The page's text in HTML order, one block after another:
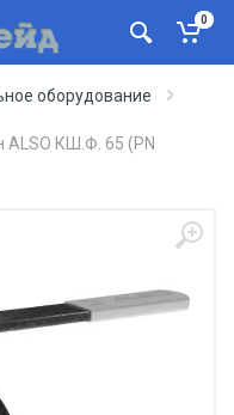
0
оборудование
ALSO КШ.Ф. 65 (PN